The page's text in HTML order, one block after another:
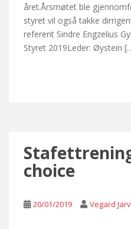
året.Årsmøtet ble
styret vil også takke
referent Sindre Engzelius
Styret 2019Leder: Øystein
choice
20/01/2019 Vegard